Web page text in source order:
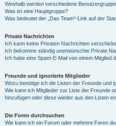
Weshalb werden verschiedene
Was ist eine Hauptgruppe?
Was bedeutet der „Das Team“-Link auf der
Private Nachrichten
Ich kann keine Privaten Nachrichten
Ich bekomme ständig unerwünschte Private
Ich habe eine Spam-E-Mail von einem Mitglied
Freunde und ignorierte Mitglieder
Wozu benötige ich die Listen der Freunde und
Wie kann ich Mitglieder zur Liste der Freunde
hinzufügen oder diese wieder aus den Listen
Die Foren durchsuchen
Wie kann ich ein Forum oder mehrere Foren